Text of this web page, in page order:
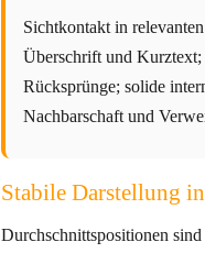
Sichtkontakt in
Überschrift und
Rücksprünge; solide
Nachbarschaft und
Stabile Darstellung
Durchschnittspositionen